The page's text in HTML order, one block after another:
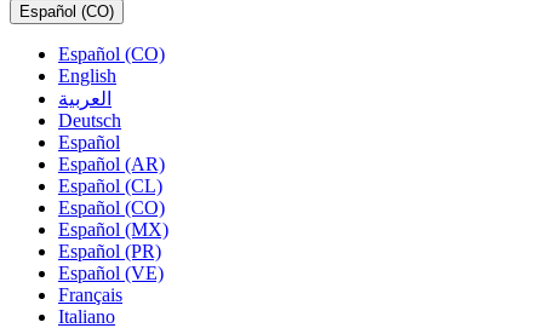
Español (CO)
Español (CO)
English
العربية
Deutsch
Español
Español (AR)
Español (CL)
Español (CO)
Español (MX)
Español (PR)
Español (VE)
Français
Italiano